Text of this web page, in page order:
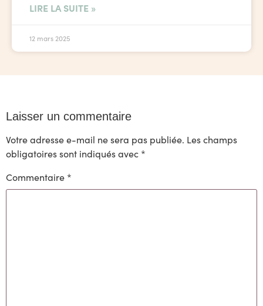
LIRE LA SUITE »
12 mars 2025
Laisser un commentaire
Votre adresse e-mail ne sera pas publiée. Les champs
obligatoires sont indiqués avec *
Commentaire *